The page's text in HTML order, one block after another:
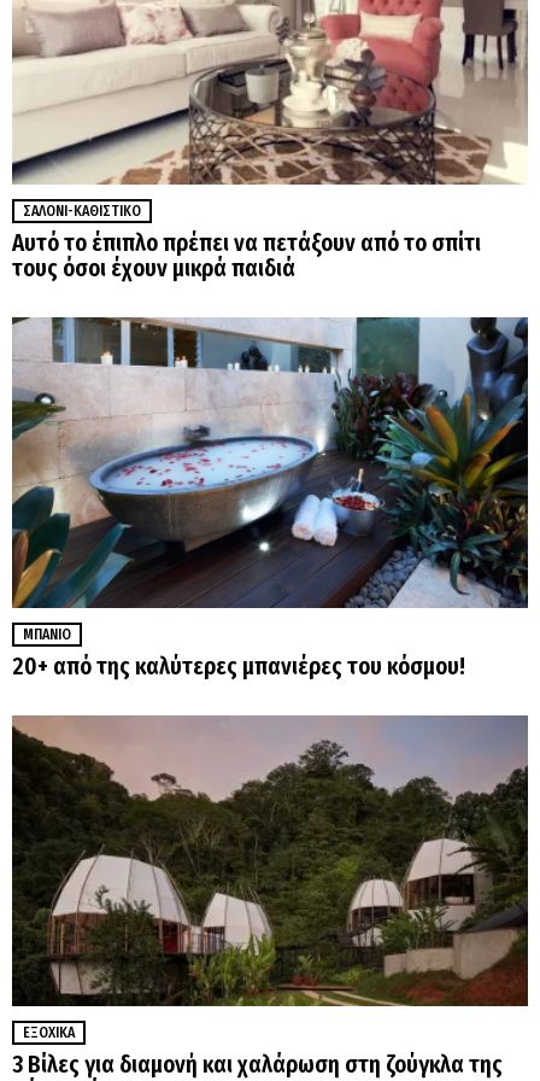
ΣΑΛΌΝΙ-ΚΑΘΙΣΤΙΚΌ
Αυτό το έπιπλο πρέπει να πετάξουν από το σπίτι
τους όσοι έχουν μικρά παιδιά
ΜΠΆΝΙΟ
20+ από της καλύτερες μπανιέρες του κόσμου!
ΕΞΟΧΙΚΆ
3 Βίλες για διαμονή και χαλάρωση στη ζούγκλα της